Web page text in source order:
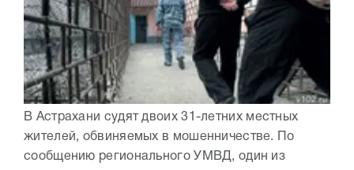
В Астрахани судят двоих 31-летних местных
жителей, обвиняемых в мошенничестве. По
сообщению регионального УМВД, один из